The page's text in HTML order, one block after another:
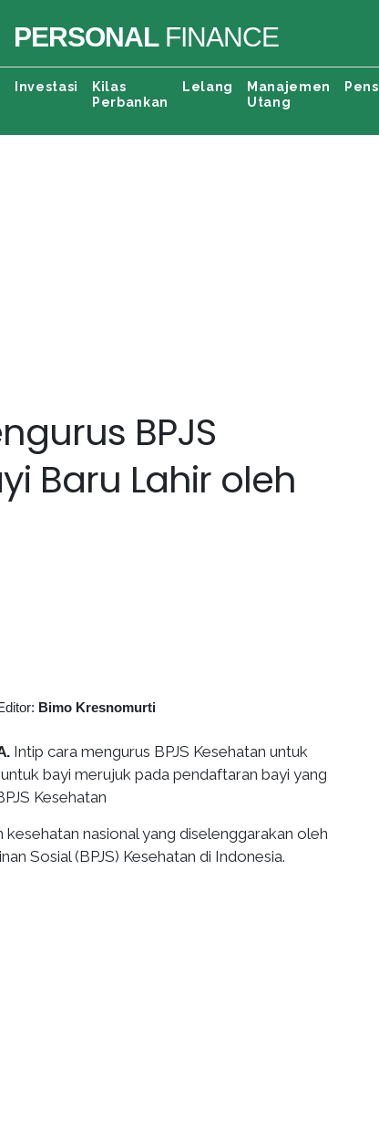
PERSONALFINANCE
Investasi
Kilas
Perbankan
Lelang
Manajemen
Utang
BPJS
Baru Lahir oleh
Bimo Kresnomurti
Intip cara mengurus BPJS Kesehatan untuk
bayi merujuk pada pendaftaran bayi yang
Kesehatan
kesehatan nasional yang diselenggarakan oleh
Sosial (BPJS) Kesehatan di Indonesia.